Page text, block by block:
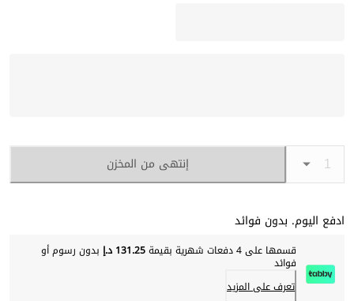
إنتهى من المخزن
ادفع اليوم. بدون فوائد
قسمها على 4 دفعات شهرية بقيمة 131.25 د.إ بدون رسوم أو
فوائد
تعرف على المزيد